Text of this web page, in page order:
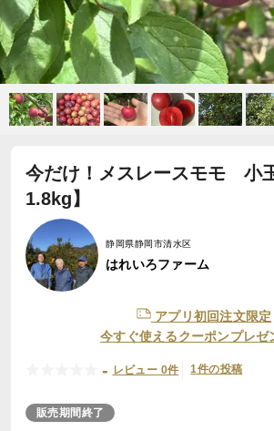
今だけ！メスレースモモ 小
1.8kg】
静岡県静岡市清水区
はれいろファーム
アプリ初回注文限定
今すぐ使えるクーポンプレゼ
- レビュー 0件 1件の投稿
販売期間終了